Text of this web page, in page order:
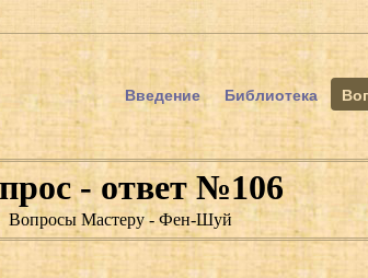
Введение Библиотека
- ответ №106
Вопросы Мастеру - Фен-Шуй